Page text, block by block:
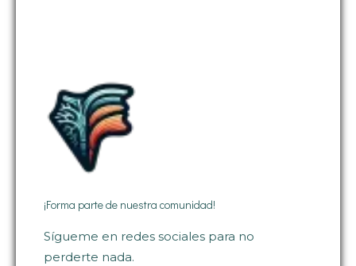
¡Forma parte de nuestra comunidad!
Sígueme en redes sociales para no
perderte nada.